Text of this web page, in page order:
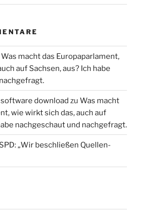
Was macht das Europaparlament,
auf Sachsen, aus? Ich habe
download zu Was macht
wie wirkt sich das, auch auf
nachgeschaut und nachgefragt.
SPD: „Wir beschließen Quellen-